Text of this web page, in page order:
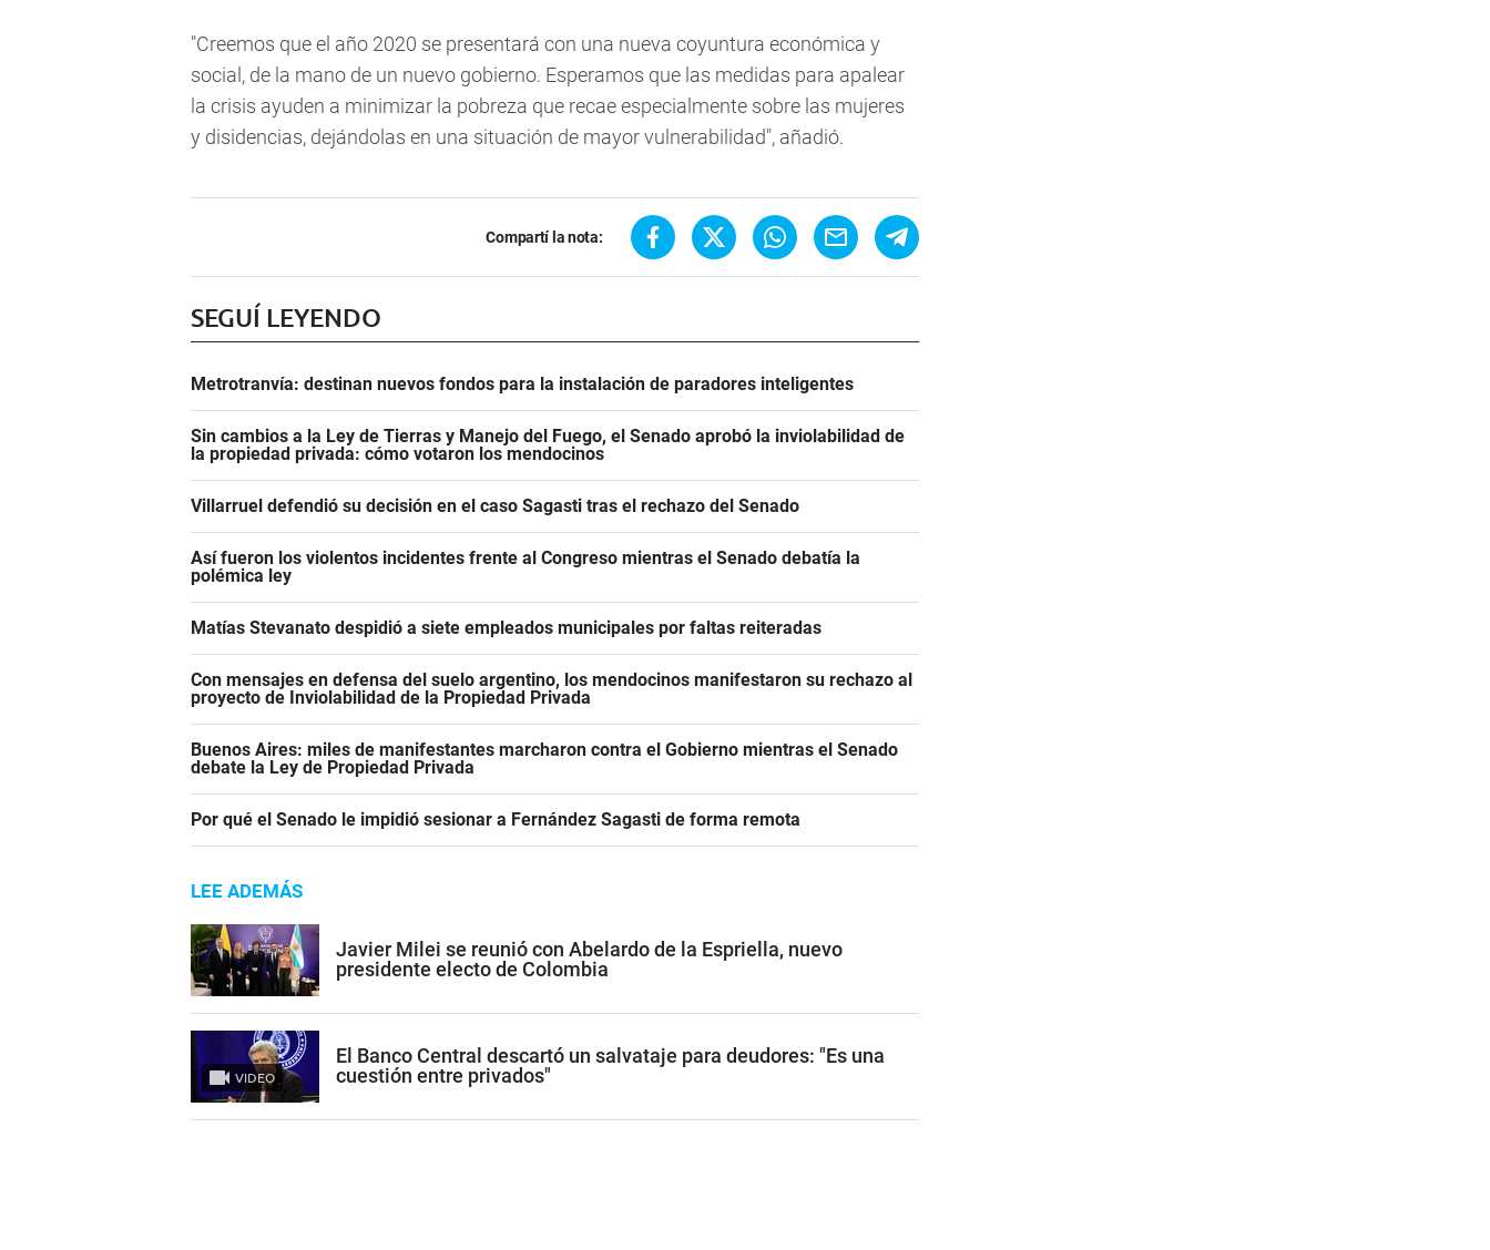
"Creemos que el año 2020 se presentará con una nueva coyuntura económica y
social, de la mano de un nuevo gobierno. Esperamos que las medidas para apalear
la crisis ayuden a minimizar la pobreza que recae especialmente sobre las mujeres
y disidencias, dejándolas en una situación de mayor vulnerabilidad", añadió.
Compartí la nota:
SEGUÍ LEYENDO
Metrotranvía: destinan nuevos fondos para la instalación de paradores inteligentes
Sin cambios a la Ley de Tierras y Manejo del Fuego, el Senado aprobó la inviolabilidad de
la propiedad privada: cómo votaron los mendocinos
Villarruel defendió su decisión en el caso Sagasti tras el rechazo del Senado
Así fueron los violentos incidentes frente al Congreso mientras el Senado debatía la
polémica ley
Matías Stevanato despidió a siete empleados municipales por faltas reiteradas
Con mensajes en defensa del suelo argentino, los mendocinos manifestaron su rechazo al
proyecto de Inviolabilidad de la Propiedad Privada
Buenos Aires: miles de manifestantes marcharon contra el Gobierno mientras el Senado
debate la Ley de Propiedad Privada
Por qué el Senado le impidió sesionar a Fernández Sagasti de forma remota
LEE ADEMÁS
Javier Milei se reunió con Abelardo de la Espriella, nuevo
presidente electo de Colombia
VIDEO
El Banco Central descartó un salvataje para deudores: "Es una
cuestión entre privados"